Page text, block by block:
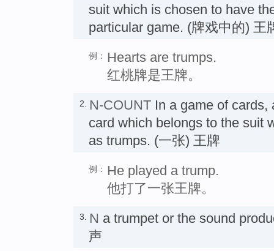
suit which is chosen to have
particular game. (牌戏中的) 王
例： Hearts are trumps.
红桃牌是王牌。
2. N-COUNT In a game of
card which belongs to the suit
as trumps. (一张) 王牌
例： He played a trump.
他打了一张王牌。
3. N a trumpet or the sound
声